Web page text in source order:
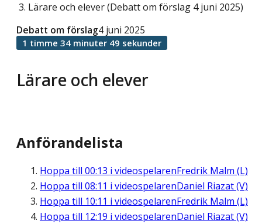
Lärare och elever (Debatt om förslag 4 juni 2025)
Lärare och elever
Debatt om förslag4 juni 2025
1 timme 34 minuter 49 sekunder
Anförandelista
Hoppa till 00:13 i videospelarenFredrik Malm (L)
Hoppa till 08:11 i videospelarenDaniel Riazat (V)
Hoppa till 10:11 i videospelarenFredrik Malm (L)
Hoppa till 12:19 i videospelarenDaniel Riazat (V)